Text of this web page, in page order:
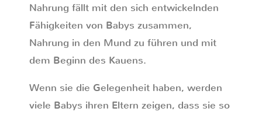
Nahrung fällt mit den sich entwickelnden
Fähigkeiten von Babys zusammen,
Nahrung in den Mund zu führen und mit
dem Beginn des Kauens.
Wenn sie die Gelegenheit haben, werden
viele Babys ihren Eltern zeigen, dass sie so